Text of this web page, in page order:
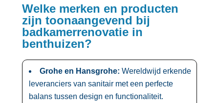
Welke merken en producten
zijn toonaangevend bij
badkamerrenovatie in
benthuizen?
Grohe en Hansgrohe: Wereldwijd erkende
leveranciers van sanitair met een perfecte
balans tussen design en functionaliteit.​